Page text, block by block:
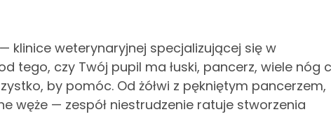
klinice weterynaryjnej specjalizującej się w
tego, czy Twój pupil ma łuski, pancerz, wiele nóg
by pomóc. Od żółwi z pękniętym pancerzem,
węże — zespół niestrudzenie ratuje stworzenia